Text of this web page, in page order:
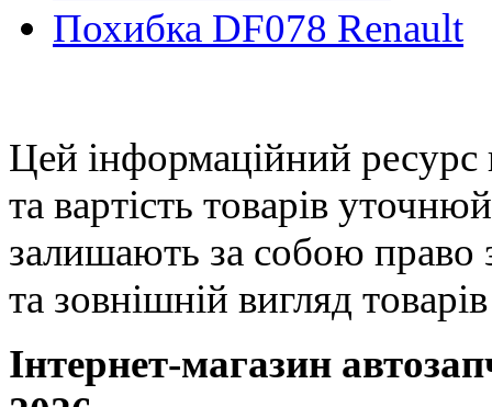
Похибка DF078 Renault
Цей інформаційний
та вартість товарів
залишають за собою право
та зовнішній вигляд
Інтернет-магазин